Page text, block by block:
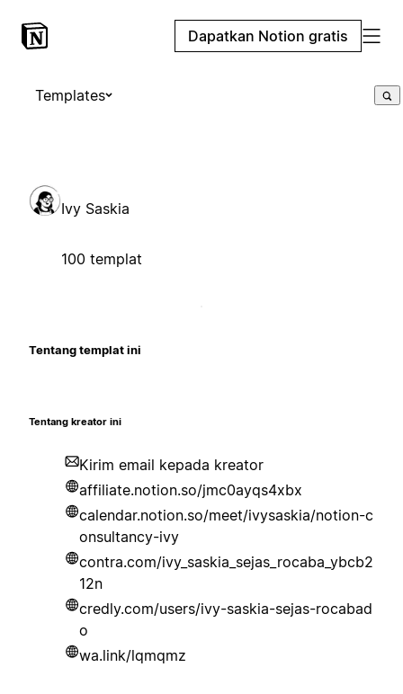
Dapatkan Notion gratis
Templates
Ivy Saskia
100 templat
Tentang templat ini
Tentang kreator ini
Kirim email kepada kreator
affiliate.notion.so/jmc0ayqs4xbx
calendar.notion.so/meet/ivysaskia/notion-c
onsultancy-ivy
contra.com/ivy_saskia_sejas_rocaba_ybcb2
12n
credly.com/users/ivy-saskia-sejas-rocabad
o
wa.link/lqmqmz